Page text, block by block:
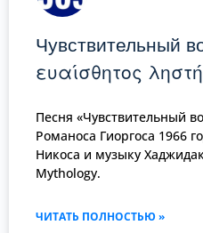
Чувствительный
ευαίσθητος
Песня «Чувствительный
Романоса Гиоргоса 1966
Никоса и музыку
Mythology.
ЧИТАТЬ ПОЛНОСТЬЮ »